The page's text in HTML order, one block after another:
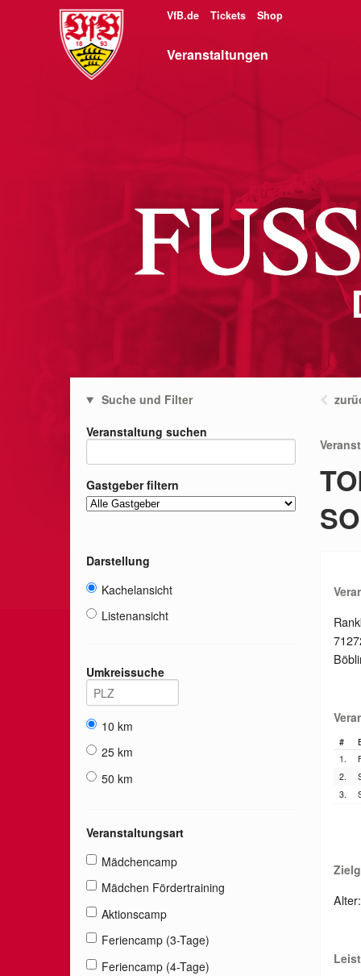
VfB.de Tickets Shop
Veranstaltungen
Suche und Filter
Veranstaltung suchen
Gastgeber filtern
Darstellung
Kachelansicht
Listenansicht
Umkreissuche
10 km
25 km
50 km
Veranstaltungsart
Mädchencamp
Mädchen Fördertraining
Aktionscamp
Feriencamp (3-Tage)
Feriencamp (4-Tage)
#
1.
2.
3.